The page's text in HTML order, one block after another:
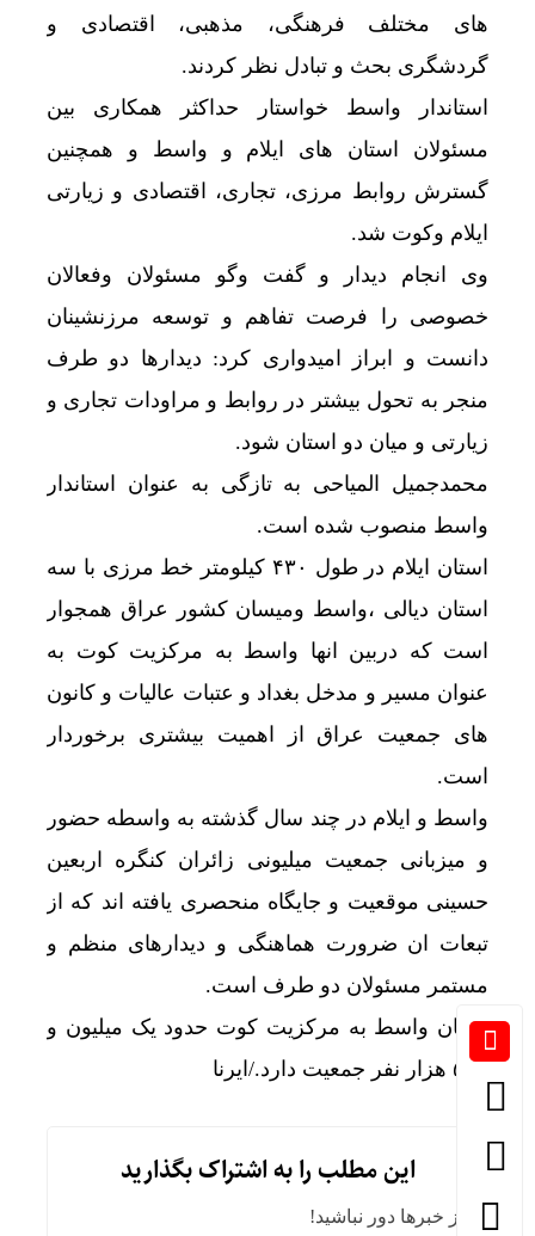
های مختلف فرهنگی، مذهبی، اقتصادی و
گردشگری بحث و تبادل نظر کردند.
استاندار واسط خواستار حداکثر همکاری بین
مسئولان استان های ایلام و واسط و همچنین
گسترش روابط مرزی، تجاری، اقتصادی و زیارتی
ایلام وکوت شد.
وی انجام دیدار و گفت وگو مسئولان وفعالان
خصوصی را فرصت تفاهم و توسعه مرزنشینان
دانست و ابراز امیدواری کرد: دیدارها دو طرف
منجر به تحول بیشتر در روابط و مراودات تجاری و
زیارتی و میان دو استان شود.
محمدجمیل المیاحی به تازگی به عنوان استاندار
واسط منصوب شده است.
استان ایلام در طول ۴۳۰ کیلومتر خط مرزی با سه
استان دیالی ،واسط ومیسان کشور عراق همجوار
است که دربین انها واسط به مرکزیت کوت به
عنوان مسیر و مدخل بغداد و عتبات عالیات و کانون
های جمعیت عراق از اهمیت بیشتری برخوردار
است.
واسط و ایلام در چند سال گذشته به واسطه حضور
و میزبانی جمعیت میلیونی زائران کنگره اربعین
حسینی موقعیت و جایگاه منحصری یافته اند که از
تبعات ان ضرورت هماهنگی و دیدارهای منظم و
مستمر مسئولان دو طرف است.
استان واسط به مرکزیت کوت حدود یک میلیون و
۵۰۰ هزار نفر جمعیت دارد./ایرنا
این مطلب را به اشتراک بگذارید
از خبرها دور نباشید!